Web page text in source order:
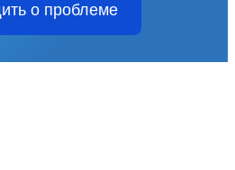
о проблеме